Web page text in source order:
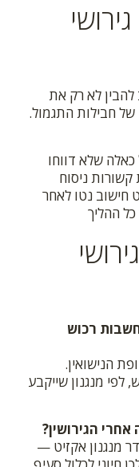
להבין לא רק את
חבילות התגמול.
כאלה שלא דווחו
ניסוח
חישוב נטו לאחר
ההליך
רכוש
הנישואין.
מנגנון שייקבע
הגירושין?
מנגנון אקזיט —